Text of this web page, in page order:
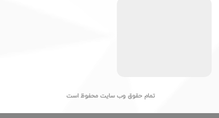
تمام حقوق وب سایت محفوظ است